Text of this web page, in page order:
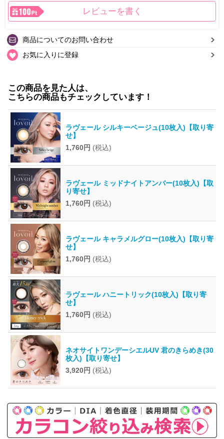
レビューを書く
商品についてのお問い合わせ
お気に入りに登録
この商品を見た人は、
こちらの商品もチェックしています！
ラヴェール シルキーベージュ(10枚入)【取り寄
せ】
1,760円 (税込)
ラヴェール ミッドナイトアンバー(10枚入)【取
り寄せ】
1,760円 (税込)
ラヴェール キャラメルグロー(10枚入)【取り寄
せ】
1,760円 (税込)
ラヴェール ハニートリック(10枚入)【取り寄
せ】
1,760円 (税込)
ネオサイトワンデーシエルUV 君のきらめき(30
枚入)【取り寄せ】
3,920円 (税込)